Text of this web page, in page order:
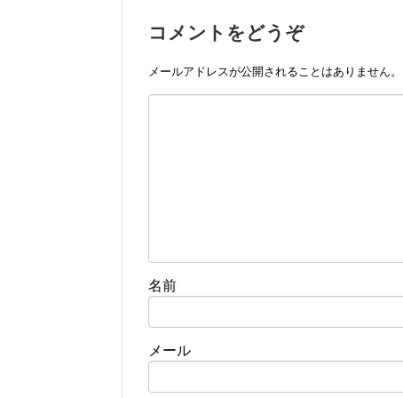
コメントをどうぞ
メールアドレスが公開されることはありません。
名前
メール